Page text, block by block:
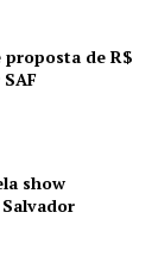
proposta de R$
show